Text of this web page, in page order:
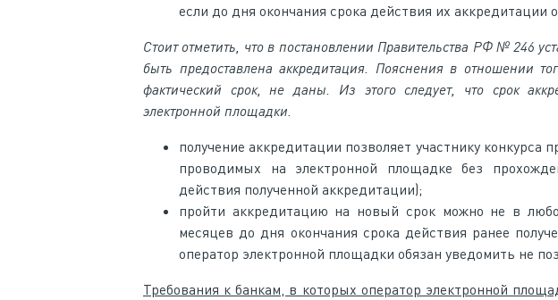
если до дня окончания срока действия их аккредитации
Стоит отметить, что в постановлении Правительства РФ № 246
быть предоставлена аккредитация. Пояснения в отношении
фактический срок, не даны. Из этого следует, что срок
электронной площадки.
получение аккредитации позволяет участнику конкурса
проводимых на электронной площадке без
действия полученной аккредитации);
пройти аккредитацию на новый срок можно не в
месяцев до дня окончания срока действия ранее
оператор электронной площадки обязан уведомить не
Требования к банкам, в которых оператор электронной